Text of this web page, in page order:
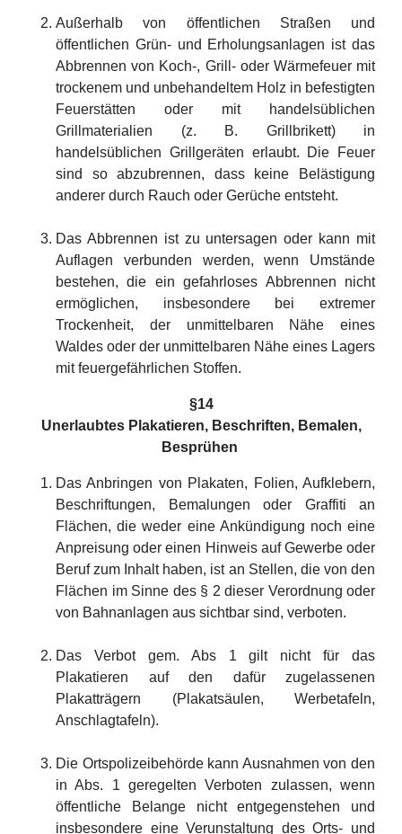
Außerhalb von öffentlichen Straßen und
öffentlichen Grün- und Erholungsanlagen ist das
Abbrennen von Koch-, Grill- oder Wärmefeuer mit
trockenem und unbehandeltem Holz in befestigten
Feuerstätten oder mit handelsüblichen
Grillmaterialien (z. B. Grillbrikett) in
handelsüblichen Grillgeräten erlaubt. Die Feuer
sind so abzubrennen, dass keine Belästigung
anderer durch Rauch oder Gerüche entsteht.
Das Abbrennen ist zu untersagen oder kann mit
Auflagen verbunden werden, wenn Umstände
bestehen, die ein gefahrloses Abbrennen nicht
ermöglichen, insbesondere bei extremer
Trockenheit, der unmittelbaren Nähe eines
Waldes oder der unmittelbaren Nähe eines Lagers
mit feuergefährlichen Stoffen.
§14
Unerlaubtes Plakatieren, Beschriften, Bemalen,
Besprühen
Das Anbringen von Plakaten, Folien, Aufklebern,
Beschriftungen, Bemalungen oder Graffiti an
Flächen, die weder eine Ankündigung noch eine
Anpreisung oder einen Hinweis auf Gewerbe oder
Beruf zum Inhalt haben, ist an Stellen, die von den
Flächen im Sinne des § 2 dieser Verordnung oder
von Bahnanlagen aus sichtbar sind, verboten.
Das Verbot gem. Abs 1 gilt nicht für das
Plakatieren auf den dafür zugelassenen
Plakatträgern (Plakatsäulen, Werbetafeln,
Anschlagtafeln).
Die Ortspolizeibehörde kann Ausnahmen von den
in Abs. 1 geregelten Verboten zulassen, wenn
öffentliche Belange nicht entgegenstehen und
insbesondere eine Verunstaltung des Orts- und